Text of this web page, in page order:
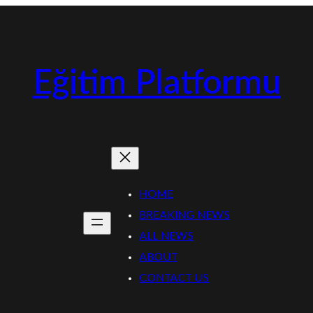
Eğitim Platformu
HOME
BREAKING NEWS
ALL NEWS
ABOUT
CONTACT US